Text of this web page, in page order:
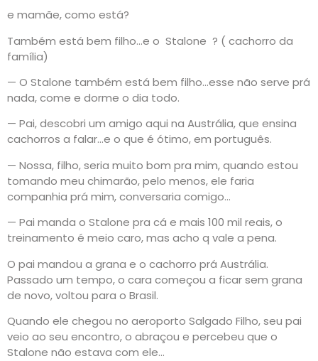
e mamãe, como está?
Também está bem filho…e o Stalone ? ( cachorro da
família)
— O Stalone também está bem filho…esse não serve prá
nada, come e dorme o dia todo.
— Pai, descobri um amigo aqui na Austrália, que ensina
cachorros a falar…e o que é ótimo, em português.
— Nossa, filho, seria muito bom pra mim, quando estou
tomando meu chimarão, pelo menos, ele faria
companhia prá mim, conversaria comigo…
— Pai manda o Stalone pra cá e mais 100 mil reais, o
treinamento é meio caro, mas acho q vale a pena.
O pai mandou a grana e o cachorro prá Austrália.
Passado um tempo, o cara começou a ficar sem grana
de novo, voltou para o Brasil.
Quando ele chegou no aeroporto Salgado Filho, seu pai
veio ao seu encontro, o abraçou e percebeu que o
Stalone não estava com ele…